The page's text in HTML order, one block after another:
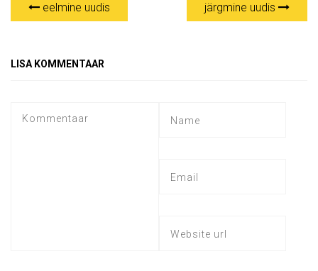
eelmine uudis järgmine uudis
LISA KOMMENTAAR